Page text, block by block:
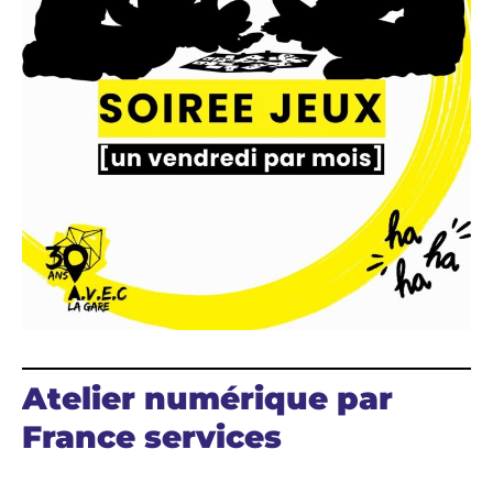
Atelier numérique par
France services